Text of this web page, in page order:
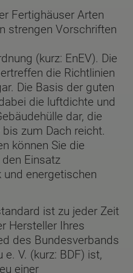
Fertighäuser Arten
strengen Vorschriften
(kurz: EnEV). Die
die Richtlinien
Die Basis der guten
die luftdichte und
dar, die
zum Dach reicht.
können Sie die
Einsatz
energetischen
ist zu jeder Zeit
Hersteller Ihres
des Bundesverbands
V. (kurz: BDF) ist,
einer